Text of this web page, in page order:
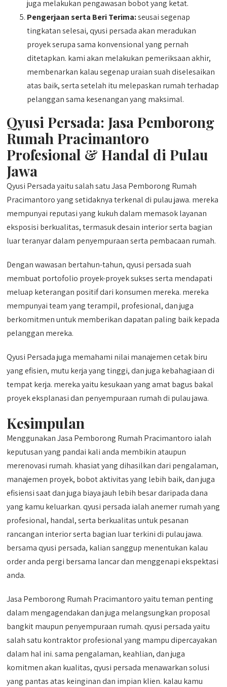
juga melakukan pengawasan bobot yang ketat.
Pengerjaan serta Beri Terima:seusai segenap
tingkatan selesai, qyusi persada akan meradukan
proyek serupa sama konvensional yang pernah
ditetapkan. kami akan melakukan pemeriksaan akhir,
membenarkan kalau segenap uraian suah diselesaikan
atas baik, serta setelah itu melepaskan rumah terhadap
pelanggan sama kesenangan yang maksimal.
Qyusi Persada: Jasa Pemborong
Rumah Pracimantoro
Profesional & Handal di Pulau
Jawa
Qyusi Persada yaitu salah satu Jasa Pemborong Rumah
Pracimantoro yang setidaknya terkenal di pulau jawa. mereka
mempunyai reputasi yang kukuh dalam memasok layanan
eksposisi berkualitas, termasuk desain interior serta bagian
luar teranyar dalam penyempuraan serta pembacaan rumah.
Dengan wawasan bertahun-tahun, qyusi persada suah
membuat portofolio proyek-proyek sukses serta mendapati
meluap keterangan positif dari konsumen mereka. mereka
mempunyai team yang terampil, profesional, dan juga
berkomitmen untuk memberikan dapatan paling baik kepada
pelanggan mereka.
Qyusi Persada juga memahami nilai manajemen cetak biru
yang efisien, mutu kerja yang tinggi, dan juga kebahagiaan di
tempat kerja. mereka yaitu kesukaan yang amat bagus bakal
proyek eksplanasi dan penyempuraan rumah di pulau jawa.
Kesimpulan
Menggunakan Jasa Pemborong Rumah Pracimantoro ialah
keputusan yang pandai kali anda membikin ataupun
merenovasi rumah. khasiat yang dihasilkan dari pengalaman,
manajemen proyek, bobot aktivitas yang lebih baik, dan juga
efisiensi saat dan juga biaya jauh lebih besar daripada dana
yang kamu keluarkan. qyusi persada ialah anemer rumah yang
profesional, handal, serta berkualitas untuk pesanan
rancangan interior serta bagian luar terkini di pulau jawa.
bersama qyusi persada, kalian sanggup menentukan kalau
order anda pergi bersama lancar dan menggenapi ekspektasi
anda.
Jasa Pemborong Rumah Pracimantoro yaitu teman penting
dalam mengagendakan dan juga melangsungkan proposal
bangkit maupun penyempuraan rumah. qyusi persada yaitu
salah satu kontraktor profesional yang mampu dipercayakan
dalam hal ini. sama pengalaman, keahlian, dan juga
komitmen akan kualitas, qyusi persada menawarkan solusi
yang pantas atas keinginan dan impian klien. kalau kamu